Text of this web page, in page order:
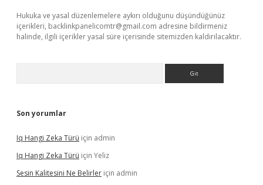
Hukuka ve yasal düzenlemelere aykırı olduğunu düşündüğünüz
içerikleri, backlinkpanelicomtr@gmail.com adresine bildirmeniz
halinde, ilgili içerikler yasal süre içerisinde sitemizden kaldırılacaktır.
Son yorumlar
Iq Hangi Zeka Türü için admin
Iq Hangi Zeka Türü için Yeliz
Sesin Kalitesini Ne Belirler için admin